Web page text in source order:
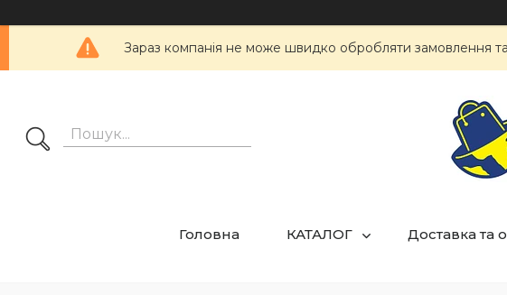
Зараз компанія не може швидко обробляти замовлення
Головна КАТАЛОГ Доставка та